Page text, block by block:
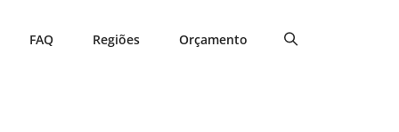
FAQ Regiões Orçamento